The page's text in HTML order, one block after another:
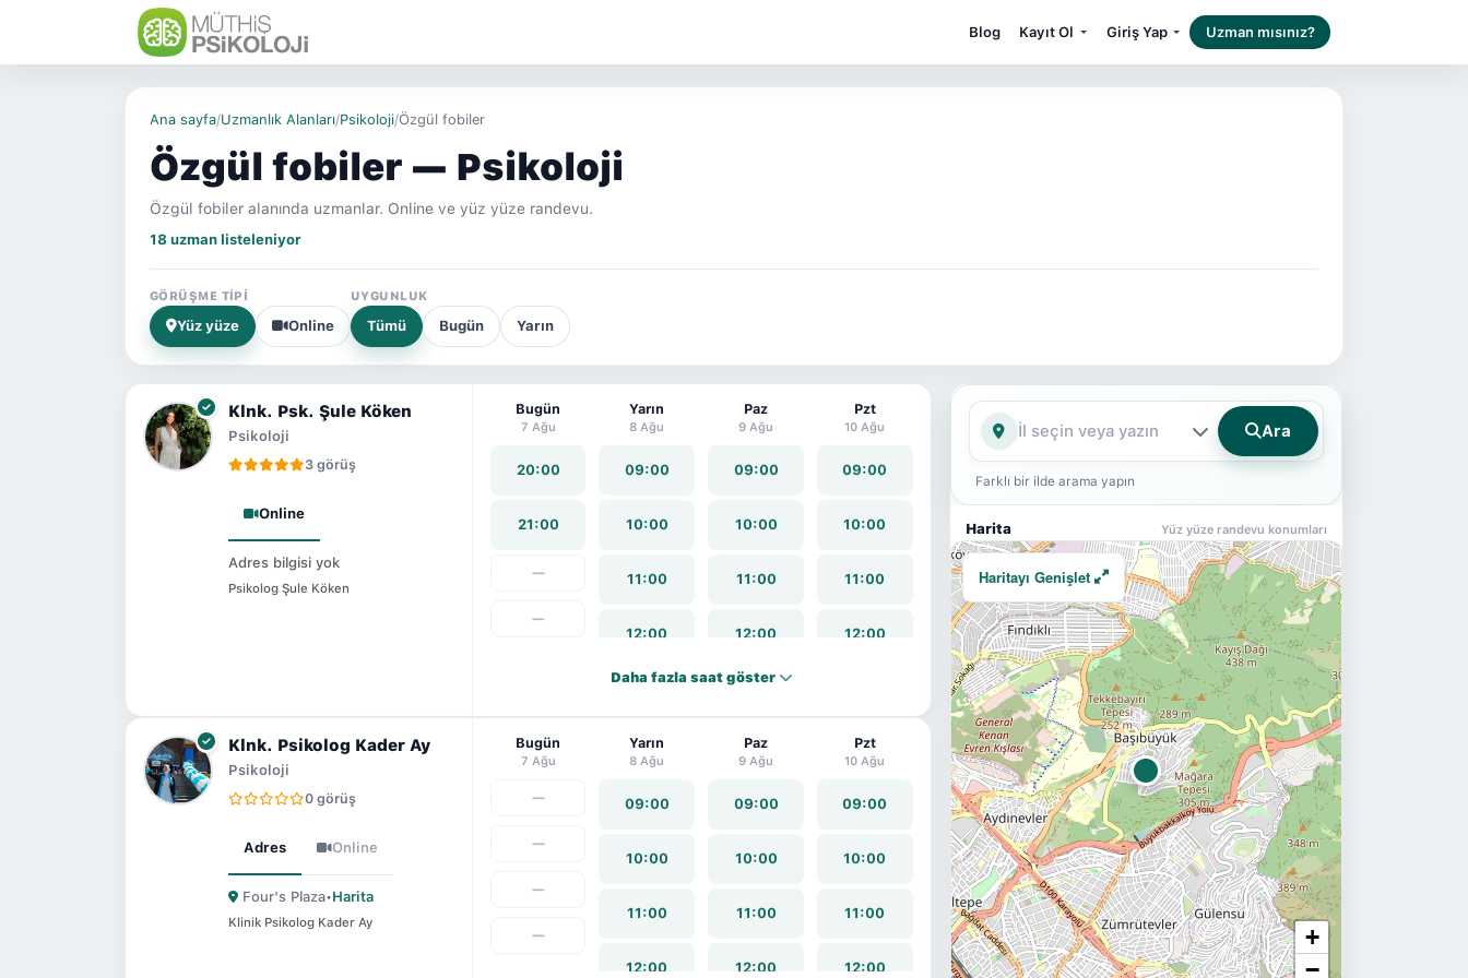
Blog Kayıt Ol Giriş Yap Uzman mısınız?
Ana sayfa/Uzmanlık Alanları/Psikoloji/Özgül fobiler
Özgül fobiler — Psikoloji
Özgül fobiler alanında uzmanlar. Online ve yüz yüze randevu.
18 uzman listeleniyor
GÖRÜŞME TIPI
Yüz yüze Online
UYGUNLUK
Tümü Bugün Yarın
Klnk. Psk. Şule Köken
Psikoloji
3 görüş
Online
Adres bilgisi yok
Psikolog Şule Köken
Bugün
7 Ağu
20:00
21:00
—
—
Yarın
8 Ağu
09:00
10:00
11:00
12:00
14:00
15:00
16:00
17:00
18:00
Paz
9 Ağu
09:00
10:00
11:00
12:00
13:00
14:00
15:00
16:00
17:00
18:00
Pzt
10 Ağu
09:00
10:00
11:00
12:00
14:00
15:00
16:00
17:00
18:00
Daha fazla saat göster
Klnk. Psikolog Kader Ay
Psikoloji
0 görüş
Adres Online
Four's Plaza•Harita
Klinik Psikolog Kader Ay
Bugün
7 Ağu
—
—
—
—
Yarın
8 Ağu
09:00
10:00
11:00
12:00
Paz
9 Ağu
09:00
10:00
11:00
12:00
Pzt
10 Ağu
09:00
10:00
11:00
12:00
İl
Ara
Farklı bir ilde arama yapın
Harita Yüz yüze randevu konumları
Haritayı Genişlet
+
−